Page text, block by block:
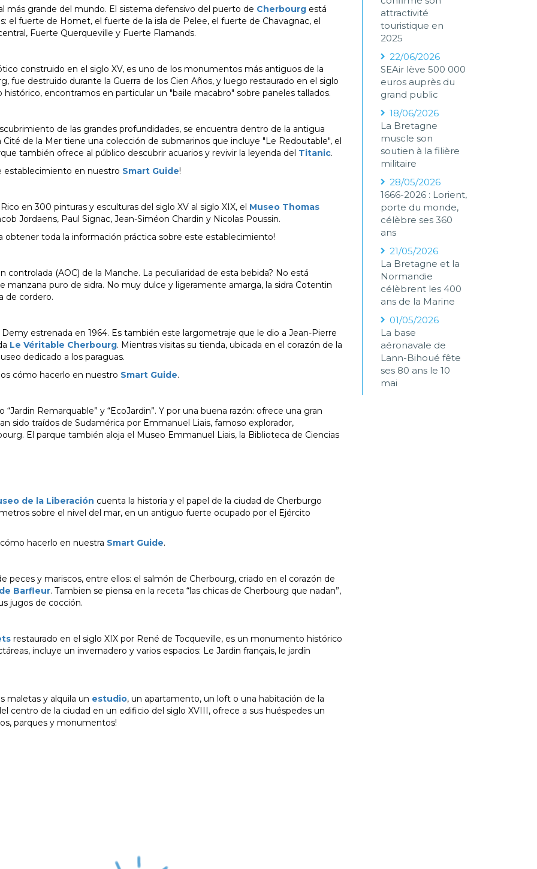
más grande del mundo. El sistema defensivo del puerto de Cherbourg está
el fuerte de Homet, el fuerte de la isla de Pelee, el fuerte de Chavagnac, el
Fuerte Querqueville y Fuerte Flamands.
construido en el siglo XV, es uno de los monumentos más antiguos de la
fue destruido durante la Guerra de los Cien Años, y luego restaurado en el siglo
encontramos en particular un "baile macabro" sobre paneles tallados.
de las grandes profundidades, se encuentra dentro de la antigua
de la Mer tiene una colección de submarinos que incluye "Le Redoutable", el
también ofrece al público descubrir acuarios y revivir la leyenda del Titanic.
establecimiento en nuestro Smart Guide!
en 300 pinturas y esculturas del siglo XV al siglo XIX, el Museo Thomas
Jordaens, Paul Signac, Jean-Siméon Chardin y Nicolas Poussin.
obtener toda la información práctica sobre este establecimiento!
(AOC) de la Manche. La peculiaridad de esta bebida? No está
manzana puro de sidra. No muy dulce y ligeramente amarga, la sidra Cotentin
de cordero.
estrenada en 1964. Es también este largometraje que le dio a Jean-Pierre
Le Véritable Cherbourg. Mientras visitas su tienda, ubicada en el corazón de la
dedicado a los paraguas.
cómo hacerlo en nuestro Smart Guide.
Remarquable” y “EcoJardin”. Y por una buena razón: ofrece una gran
sido traídos de Sudamérica por Emmanuel Liais, famoso explorador,
El parque también aloja el Museo Emmanuel Liais, la Biblioteca de Ciencias
de la Liberación cuenta la historia y el papel de la ciudad de Cherburgo
sobre el nivel del mar, en un antiguo fuerte ocupado por el Ejército
hacerlo en nuestra Smart Guide.
peces y mariscos, entre ellos: el salmón de Cherbourg, criado en el corazón de
Barfleur. Tambien se piensa en la receta “las chicas de Cherbourg que nadan”,
jugos de cocción.
restaurado en el siglo XIX por René de Tocqueville, es un monumento histórico
incluye un invernadero y varios espacios: Le Jardin français, le jardín
maletas y alquila un estudio, un apartamento, un loft o una habitación de la
centro de la ciudad en un edificio del siglo XVIII, ofrece a sus huéspedes un
parques y monumentos!
attractivité
touristique en
2025
22/06/2026
SEAir lève 500 000
euros auprès du
grand public
18/06/2026
La Bretagne
muscle son
soutien à la filière
militaire
28/05/2026
1666-2026 : Lorient,
porte du monde,
célèbre ses 360
ans
21/05/2026
La Bretagne et la
Normandie
célèbrent les 400
ans de la Marine
01/05/2026
La base
aéronavale de
Lann-Bihoué fête
ses 80 ans le 10
mai